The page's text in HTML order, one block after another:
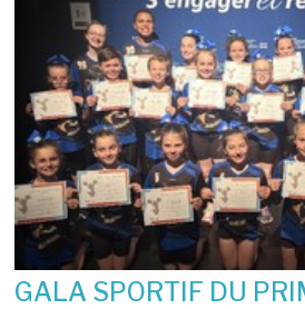
GALA SPORTIF DU